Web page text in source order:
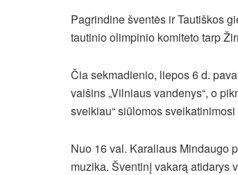
Pagrindine šventės ir Tautiškos
tautinio olimpinio komiteto tarp
Čia sekmadienio, liepos 6 d.
vaišins „Vilniaus vandenys“, o
sveikiau“ siūlomos
Nuo 16 val. Karaliaus Mindaugo
muzika. Šventinį vakarą atidarys